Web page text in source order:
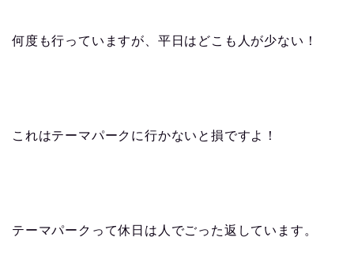
何度も行っていますが、平日はどこも人が少ない！
これはテーマパークに行かないと損ですよ！
テーマパークって休日は人でごった返しています。